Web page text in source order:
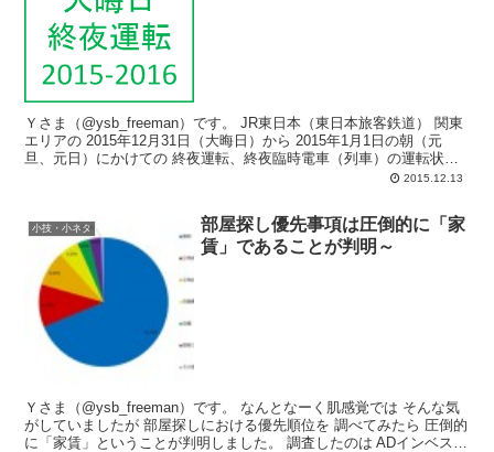
Ｙさま（@ysb_freeman）です。 JR東日本（東日本旅客鉄道） 関東
エリアの 2015年12月31日（大晦日）から 2015年1月1日の朝（元
旦、元日）にかけての 終夜運転、終夜臨時電車（列車）の運転状況
2015.12.13
小技・小ネタ
部屋探し優先事項は圧倒的に「家
賃」であることが判明～
Ｙさま（@ysb_freeman）です。 なんとなーく肌感覚では そんな気
がしていましたが 部屋探しにおける優先順位を 調べてみたら 圧倒的
に「家賃」ということが判明しました。 調査したのは ADインベスト